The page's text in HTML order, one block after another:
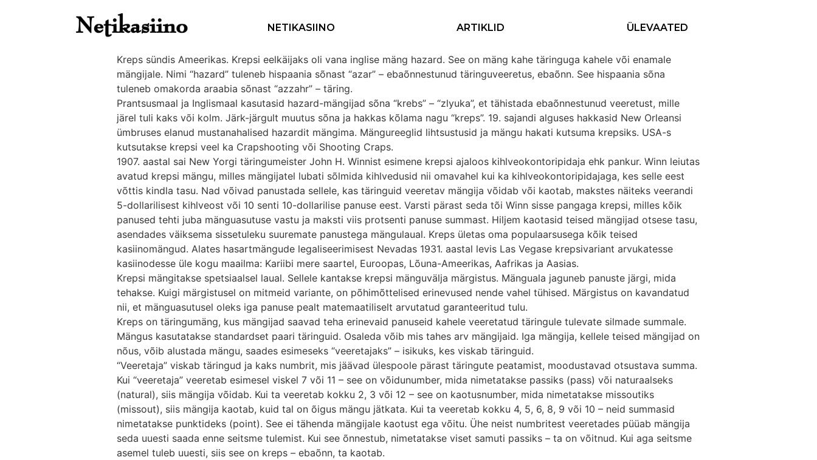
NETIKASIINO ARTIKLID ÜLEVAATED
Kreps sündis Ameerikas. Krepsi eelkäijaks oli vana inglise mäng hazard. See on mäng kahe täringuga kahele või enamale
mängijale. Nimi “hazard” tuleneb hispaania sõnast “azar” – ebaõnnestunud täringuveeretus, ebaõnn. See hispaania sõna
tuleneb omakorda araabia sõnast “azzahr” – täring.
Prantsusmaal ja Inglismaal kasutasid hazard-mängijad sõna “krebs” – “zlyuka”, et tähistada ebaõnnestunud veeretust, mille
järel tuli kaks või kolm. Järk-järgult muutus sõna ja hakkas kõlama nagu “kreps”. 19. sajandi alguses hakkasid New Orleansi
ümbruses elanud mustanahalised hazardit mängima. Mängureeglid lihtsustusid ja mängu hakati kutsuma krepsiks. USA-s
kutsutakse krepsi veel ka Crapshooting või Shooting Craps.
1907. aastal sai New Yorgi täringumeister John H. Winnist esimene krepsi ajaloos kihlveokontoripidaja ehk pankur. Winn leiutas
avatud krepsi mängu, milles mängijatel lubati sõlmida kihlvedusid nii omavahel kui ka kihlveokontoripidajaga, kes selle eest
võttis kindla tasu. Nad võivad panustada sellele, kas täringuid veeretav mängija võidab või kaotab, makstes näiteks veerandi
5-dollarilisest kihlveost või 10 senti 10-dollarilise panuse eest. Varsti pärast seda tõi Winn sisse pangaga krepsi, milles kõik
panused tehti juba mänguasutuse vastu ja maksti viis protsenti panuse summast. Hiljem kaotasid teised mängijad otsese tasu,
asendades väiksema sissetuleku suuremate panustega mängulaual. Kreps ületas oma populaarsusega kõik teised
kasiinomängud. Alates hasartmängude legaliseerimisest Nevadas 1931. aastal levis Las Vegase krepsivariant arvukatesse
kasiinodesse üle kogu maailma: Kariibi mere saartel, Euroopas, Lõuna-Ameerikas, Aafrikas ja Aasias.
Krepsi mängitakse spetsiaalsel laual. Sellele kantakse krepsi mänguvälja märgistus. Mänguala jaguneb panuste järgi, mida
tehakse. Kuigi märgistusel on mitmeid variante, on põhimõttelised erinevused nende vahel tühised. Märgistus on kavandatud
nii, et mänguasutusel oleks iga panuse pealt matemaatiliselt arvutatud garanteeritud tulu.
Kreps on täringumäng, kus mängijad saavad teha erinevaid panuseid kahele veeretatud täringule tulevate silmade summale.
Mängus kasutatakse standardset paari täringuid. Osaleda võib mis tahes arv mängijaid. Iga mängija, kellele teised mängijad on
nõus, võib alustada mängu, saades esimeseks “veeretajaks” – isikuks, kes viskab täringuid.
“Veeretaja” viskab täringud ja kaks numbrit, mis jäävad ülespoole pärast täringute peatamist, moodustavad otsustava summa.
Kui “veeretaja” veeretab esimesel viskel 7 või 11 – see on võidunumber, mida nimetatakse passiks (pass) või naturaalseks
(natural), siis mängija võidab. Kui ta veeretab kokku 2, 3 või 12 – see on kaotusnumber, mida nimetatakse missoutiks
(missout), siis mängija kaotab, kuid tal on õigus mängu jätkata. Kui ta veeretab kokku 4, 5, 6, 8, 9 või 10 – neid summasid
nimetatakse punktideks (point). See ei tähenda mängijale kaotust ega võitu. Ühe neist numbritest veeretades püüab mängija
seda uuesti saada enne seitsme tulemist. Kui see õnnestub, nimetatakse viset samuti passiks – ta on võitnud. Kui aga seitsme
asemel tuleb uuesti, siis see on kreps – ebaõnn, ta kaotab.